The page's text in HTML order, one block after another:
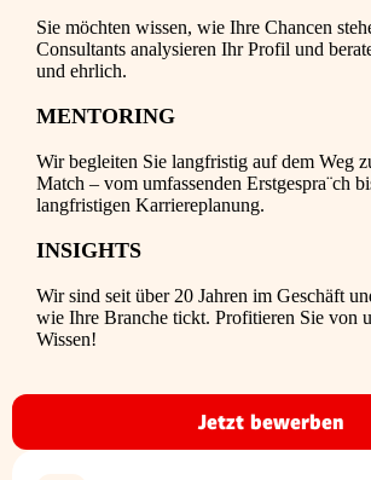
Sie möchten wissen, wie Ihre Chancen
Consultants analysieren Ihr Profil und
und ehrlich.
MENTORING
Wir begleiten Sie langfristig auf dem Weg
Match – vom umfassenden Erstgespra¨ch
langfristigen Karriereplanung.
INSIGHTS
Wir sind seit über 20 Jahren im Geschäft
wie Ihre Branche tickt. Profitieren Sie von
Wissen!
Jetzt bewerben